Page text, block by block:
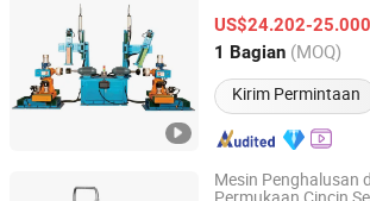
Produktivitas Tinggi.
US$24.202-25.000
1 Bagian (MOQ)
Kirim Permintaan
Guangdong, China Harga
Mesin Penghalusan